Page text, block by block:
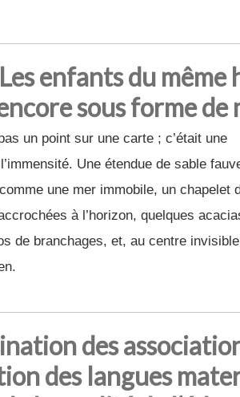
enfants du même
sous forme de
un point sur une carte ; c’était une
Une étendue de sable
une mer immobile, un chapelet
à l’horizon, quelques
de branchages, et, au centre
des
des langues